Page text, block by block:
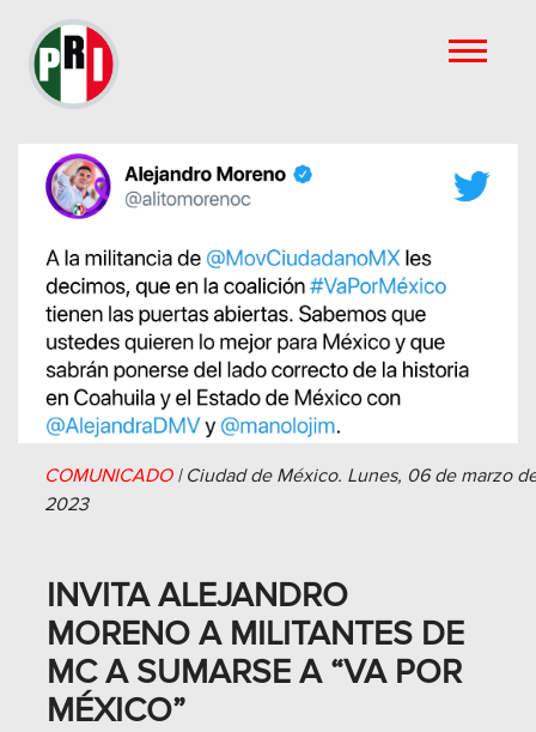
COMUNICADO| Ciudad de México. Lunes, 06 de marzo
2023
INVITA ALEJANDRO
MORENO A MILITANTES DE
MC A SUMARSE A “VA POR
MÉXICO”